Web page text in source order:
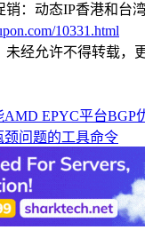
：动态IP香港和台湾
10331.html
经允许不得转载，
EPYC平台BGP
问题的工具命令